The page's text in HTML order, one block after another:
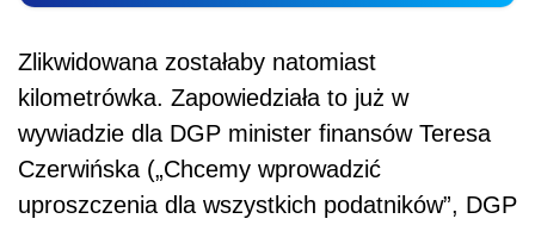
Zlikwidowana zostałaby natomiast
kilometrówka. Zapowiedziała to już w
wywiadzie dla DGP minister finansów Teresa
Czerwińska („Chcemy wprowadzić
uproszczenia dla wszystkich podatników”, DGP